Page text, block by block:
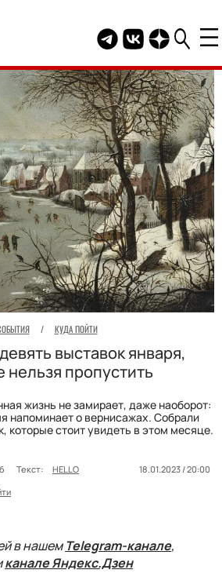
Telegram канал
Группа HELLO
Канал
/ КУДА ПОЙТИ
выставок января,
нельзя пропустить
жизнь не замирает, даже наоборот:
напоминает о вернисажах. Собрали
которые стоит увидеть в этом месяце.
Текст: HELLO
18.01.2023 / 20:00
в нашемTelegram-канале,
канале Яндекс.Дзен